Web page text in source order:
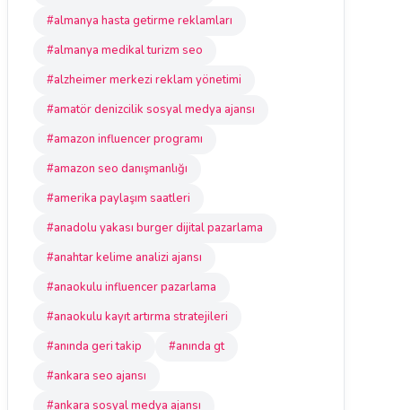
#almanya hasta getirme reklamları
#almanya medikal turizm seo
#alzheimer merkezi reklam yönetimi
#amatör denizcilik sosyal medya ajansı
#amazon influencer programı
#amazon seo danışmanlığı
#amerika paylaşım saatleri
#anadolu yakası burger dijital pazarlama
#anahtar kelime analizi ajansı
#anaokulu influencer pazarlama
#anaokulu kayıt artırma stratejileri
#anında geri takip
#anında gt
#ankara seo ajansı
#ankara sosyal medya ajansı